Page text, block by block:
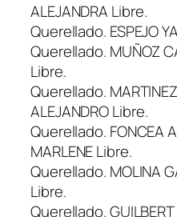
ALEJANDRA Libre.
Querellado. ESPEJO
Querellado. MUÑOZ
Libre.
Querellado.
ALEJANDRO Libre.
Querellado. FONCEA
MARLENE Libre.
Querellado. MOLINA
Libre.
Querellado. GUILBERT